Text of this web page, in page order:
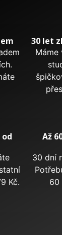
nás?
30 let
Máme
Kč.
Až
30 dní
60